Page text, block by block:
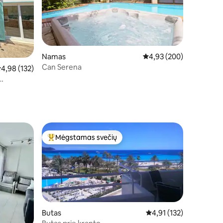
įvertinimas: 4,98 iš 5, atsiliepimų: 132
4,98 (132)
Namas Vidutinis įvertinimas:
4,93 (200)
Can Serena
Svečių mėgstamiausias
Mėgstamas svečių
Butas Vidutinis įvertinimas:
4,91 (132)